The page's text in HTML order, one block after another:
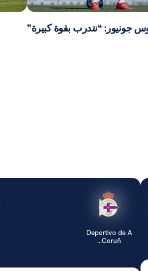
جونيور: “نتدرب بقوة كبيرة”
Deportivo de A
Coruñ...